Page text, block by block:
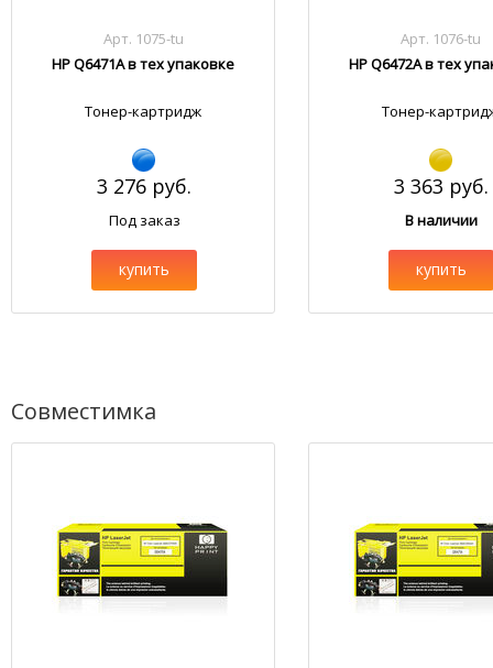
Арт. 1075-tu
HP Q6471A в тех упаковке
Тонер-картридж
3 276 руб.
Под заказ
купить
Арт. 1076-tu
HP Q6472A в тех
Тонер-
3 363 руб.
В наличии
купить
Совместимка